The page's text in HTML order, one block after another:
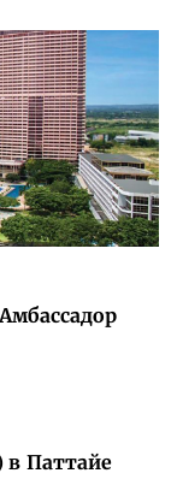
в Паттайе